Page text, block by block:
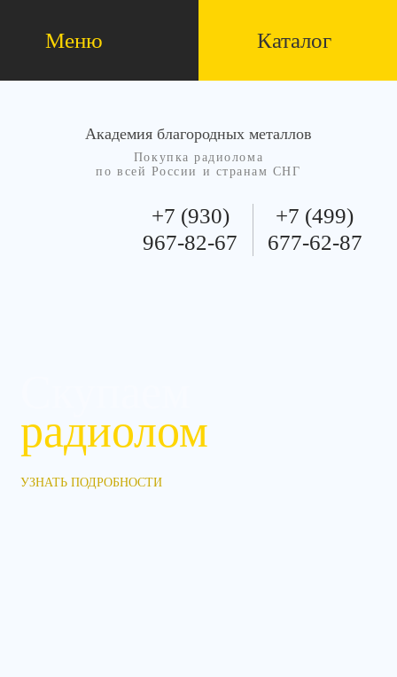
Меню Каталог
Академия благородных металлов
Покупка радиолома
по всей России и странам СНГ
+7 (930)
967-82-67
+7 (499)
677-62-87
радиолом
УЗНАТЬ ПОДРОБНОСТИ